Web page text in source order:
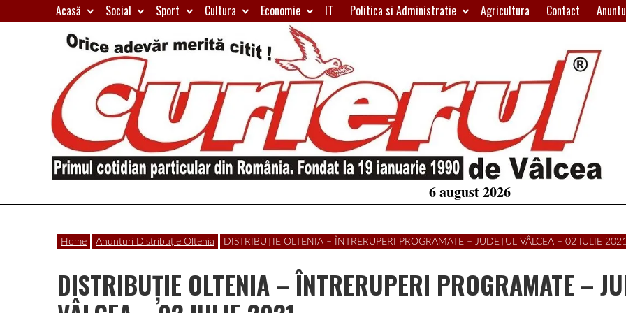
to
Acasă Social Sport Cultura Economie IT Politica si Administratie Agricultura Contact
Curierul
de
Primul
particular
din
România
6 august 2026
Home Anunturi Distribuție Oltenia DISTRIBUȚIE OLTENIA – ÎNTRERUPERI PROGRAMATE – JUDEȚUL VÂLCEA – 02 IULIE 2021
DISTRIBUȚIE OLTENIA – ÎNTRERUPERI PROGRAMATE –